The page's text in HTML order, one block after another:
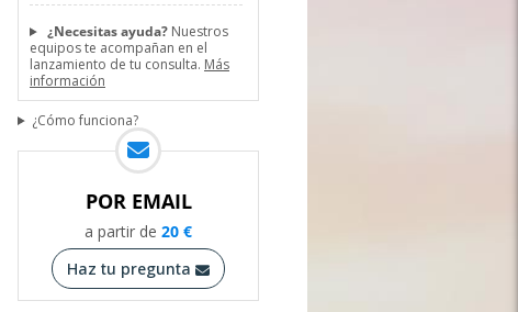
¿Necesitas ayuda?Nuestros
equipos te acompañan en el
lanzamiento de tu consulta. Más
información
¿Cómo funciona?
POR EMAIL
a partir de 20 €
Haz tu pregunta